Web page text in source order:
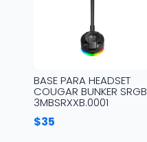
BASE PARA HEADSET
COUGAR BUNKER SRGB
3MBSRXXB.0001
$35